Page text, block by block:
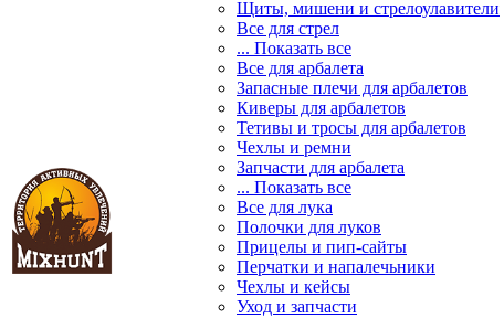
Щиты, мишени и стрелоулавители
Все для стрел
... Показать все
Все для арбалета
Запасные плечи для арбалетов
Киверы для арбалетов
Тетивы и тросы для арбалетов
Чехлы и ремни
Запчасти для арбалета
... Показать все
Все для лука
Полочки для луков
Прицелы и пип-сайты
Перчатки и напалечьники
Чехлы и кейсы
Уход и запчасти